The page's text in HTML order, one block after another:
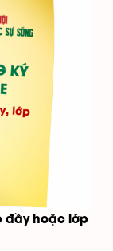
đầy hoặc lớp